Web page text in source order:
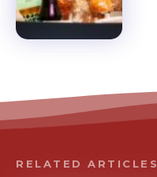
RELATED ARTICLES